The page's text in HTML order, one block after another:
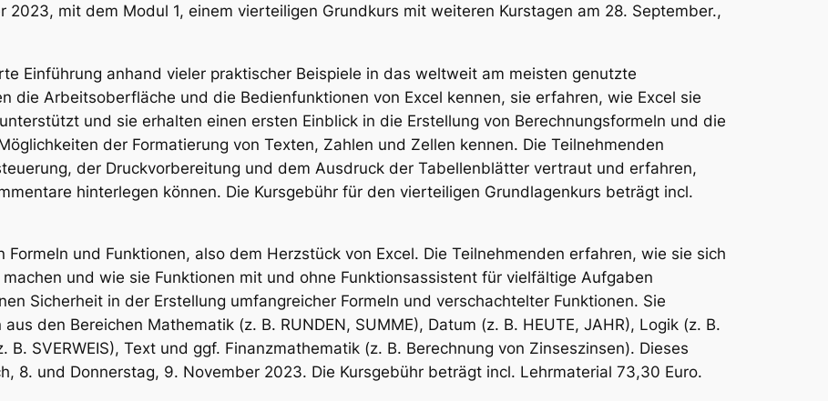
2023, mit dem Modul 1, einem vierteiligen Grundkurs mit weiteren Kurstagen am 28. September.,
Einführung anhand vieler praktischer Beispiele in das weltweit am meisten genutzte
die Arbeitsoberfläche und die Bedienfunktionen von Excel kennen, sie erfahren, wie Excel sie
und sie erhalten einen ersten Einblick in die Erstellung von Berechnungsformeln und die
der Formatierung von Texten, Zahlen und Zellen kennen. Die Teilnehmenden
der Druckvorbereitung und dem Ausdruck der Tabellenblätter vertraut und erfahren,
hinterlegen können. Die Kursgebühr für den vierteiligen Grundlagenkurs beträgt incl.
und Funktionen, also dem Herzstück von Excel. Die Teilnehmenden erfahren, wie sie sich
und wie sie Funktionen mit und ohne Funktionsassistent für vielfältige Aufgaben
Sicherheit in der Erstellung umfangreicher Formeln und verschachtelter Funktionen. Sie
den Bereichen Mathematik (z. B. RUNDEN, SUMME), Datum (z. B. HEUTE, JAHR), Logik (z. B.
SVERWEIS), Text und ggf. Finanzmathematik (z. B. Berechnung von Zinseszinsen). Dieses
8. und Donnerstag, 9. November 2023. Die Kursgebühr beträgt incl. Lehrmaterial 73,30 Euro.